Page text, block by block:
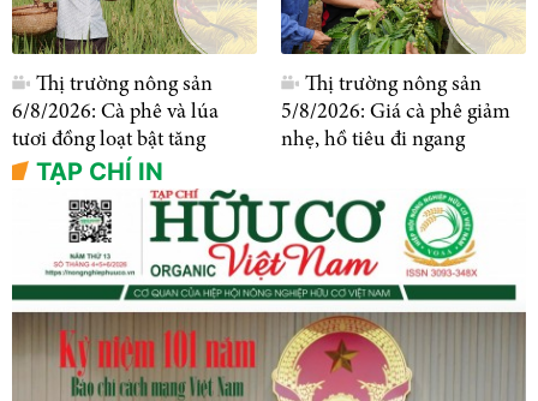
Thị trường nông sản
6/8/2026: Cà phê và lúa
tươi đồng loạt bật tăng
Thị trường nông sản
5/8/2026: Giá cà phê giảm
nhẹ, hồ tiêu đi ngang
TẠP CHÍ IN